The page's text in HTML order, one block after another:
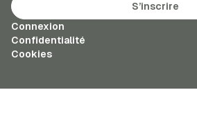
S’inscrire
Connexion
Confidentialité
Cookies